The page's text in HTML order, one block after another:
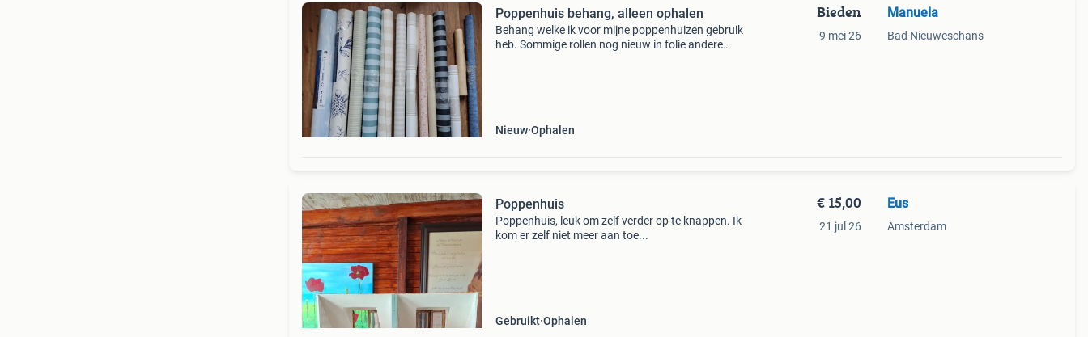
Poppenhuis behang, alleen ophalen
Behang welke ik voor mijne poppenhuizen gebruik
heb. Sommige rollen nog nieuw in folie andere
Nieuw Ophalen
Bieden
9 mei 26
Manuela
Bad Nieuweschans
Poppenhuis
Poppenhuis, leuk om zelf verder op te knappen. Ik
kom er zelf niet meer aan toe...
Gebruikt Ophalen
€ 15,00
21 jul 26
Eus
Amsterdam